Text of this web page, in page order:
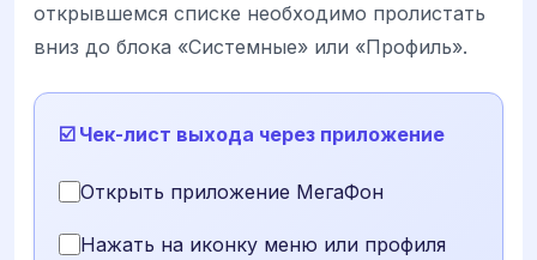
открывшемся списке необходимо пролистать
вниз до блока «Системные» или «Профиль».
☑️ Чек-лист выхода через приложение
Открыть приложение МегаФон
Нажать на иконку меню или профиля